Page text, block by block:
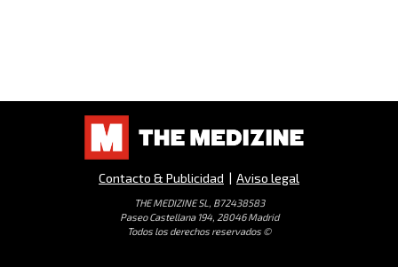
Contacto & Publicidad | Aviso legal
THE MEDIZINE SL, B72438583
Paseo Castellana 194, 28046 Madrid
Todos los derechos reservados ©